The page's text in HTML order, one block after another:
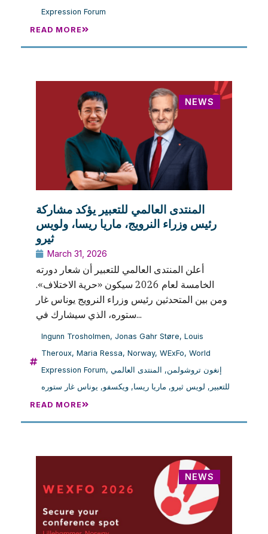
Expression Forum
READ MORE
NEWS
المنتدى العالمي للتعبير يؤكد مشاركة
رئيس وزراء النرويج، ماريا ريسا، ولويس
ثيرو
March 31, 2026
أعلن المنتدى العالمي للتعبير أن شعار دورته
الخامسة لعام 2026 سيكون «حرية الاختلاف».
ومن بين المتحدثين رئيس وزراء النرويج يوناس غار
ستوره، الذي سيشارك في...
Ingunn Trosholmen, Jonas Gahr Støre, Louis
Theroux, Maria Ressa, Norway, WExFo, World
Expression Forum, إنغون تروشولمن, المنتدى العالمي
للتعبير , لويس ثيرو, ماريا ريسا, ويكسفو, يوناس غار ستوره
READ MORE
NEWS